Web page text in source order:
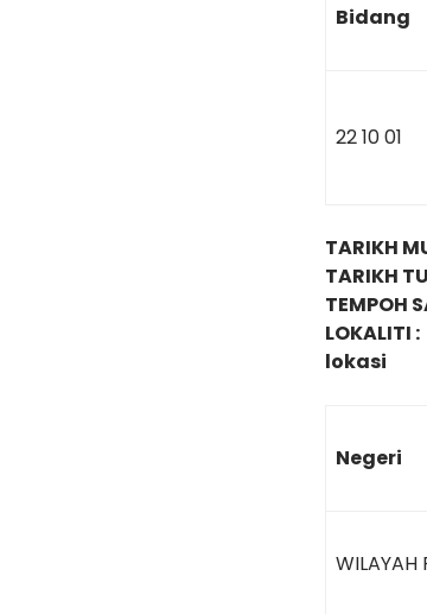
Bidang
22 10 01
TARIKH
TARIKH
TEMPOH
LOKALITI :
lokasi
Negeri
WILAYAH